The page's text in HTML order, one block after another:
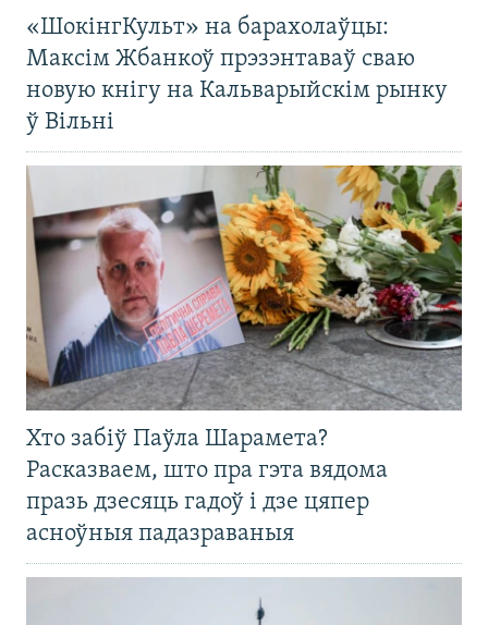
«ШокінгКульт» на барахолаўцы:
Максім Жбанкоў прэзэнтаваў сваю
новую кнігу на Кальварыйскім рынку
ў Вільні
Хто забіў Паўла Шарамета?
Расказваем, што пра гэта вядома
празь дзесяць гадоў і дзе цяпер
асноўныя падазраваныя